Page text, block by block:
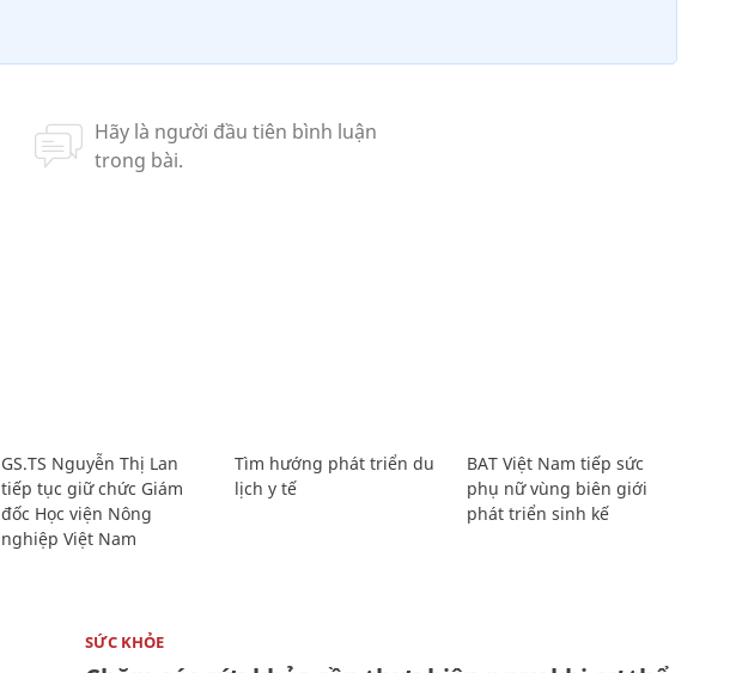
GS.TS Nguyễn Thị Lan
tiếp tục giữ chức Giám
đốc Học viện Nông
nghiệp Việt Nam
Tìm hướng phát triển du
lịch y tế
BAT Việt Nam tiếp sức
phụ nữ vùng biên giới
phát triển sinh kế
SỨC KHỎE